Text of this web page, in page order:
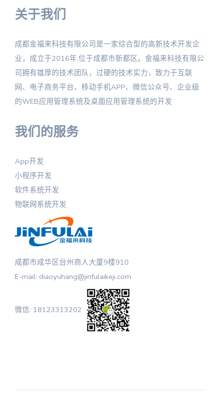
关于我们
成都金福来科技有限公司是一家综合型的高新技术开发企
业，成立于2016年,位于成都市新都区。金福来科技有限公
司拥有雄厚的技术团队，过硬的技术实力，致力于互联
网、电子商务平台、移动手机APP、微信公众号、企业级
的WEB应用管理系统及桌面应用管理系统的开发
我们的服务
App开发
小程序开发
软件系统开发
物联网系统开发
成都市成华区台州商人大厦9楼910
E-mail: diaoyuhang@jinfulaikeji.com
微信: 18123313202